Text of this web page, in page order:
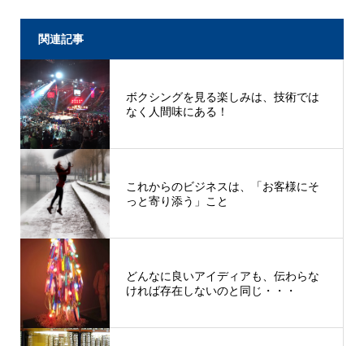
関連記事
ボクシングを見る楽しみは、技術では
なく人間味にある！
これからのビジネスは、「お客様にそ
っと寄り添う」こと
どんなに良いアイディアも、伝わらな
ければ存在しないのと同じ・・・